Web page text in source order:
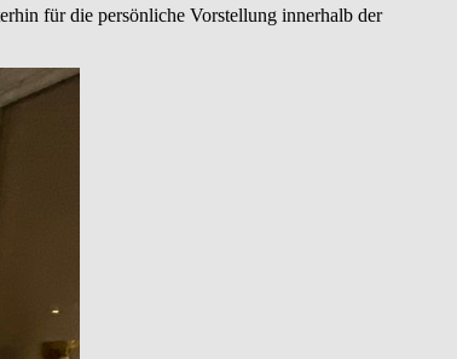
für die persönliche Vorstellung innerhalb der